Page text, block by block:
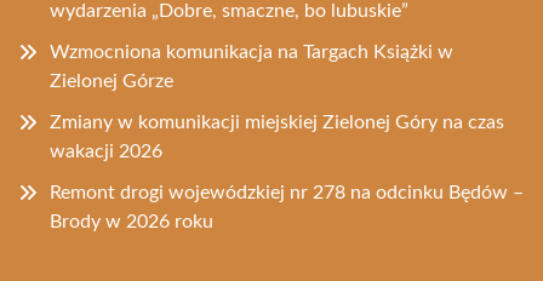
wydarzenia „Dobre, smaczne, bo lubuskie”
Wzmocniona komunikacja na Targach Książki w
Zielonej Górze
Zmiany w komunikacji miejskiej Zielonej Góry na czas
wakacji 2026
Remont drogi wojewódzkiej nr 278 na odcinku Będów –
Brody w 2026 roku